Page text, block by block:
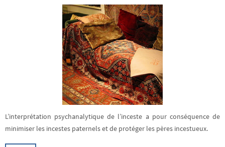
L’interprétation psychanalytique de l’inceste a pour conséquence de
minimiser les incestes paternels et de protéger les pères incestueux.